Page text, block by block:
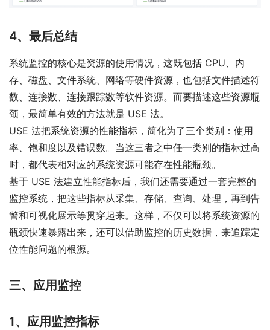
4、最后总结
系统监控的核心是资源的使用情况，这既包括 CPU、内
存、磁盘、文件系统、网络等硬件资源，也包括文件描述符
数、连接数、连接跟踪数等软件资源。而要描述这些资源瓶
颈，最简单有效的方法就是 USE 法。
USE 法把系统资源的性能指标，简化为了三个类别：使用
率、饱和度以及错误数。当这三者之中任一类别的指标过高
时，都代表相对应的系统资源可能存在性能瓶颈。
基于 USE 法建立性能指标后，我们还需要通过一套完整的
监控系统，把这些指标从采集、存储、查询、处理，再到告
警和可视化展示等贯穿起来。这样，不仅可以将系统资源的
瓶颈快速暴露出来，还可以借助监控的历史数据，来追踪定
位性能问题的根源。
三、应用监控
1、应用监控指标